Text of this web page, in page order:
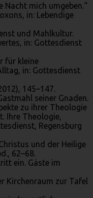
Nacht mich umgeben.“
in: Lebendige
und Mahlkultur.
in: Gottesdienst
für kleine
in: Gottesdienst
145–147.
seiner Gnaden.
zu ihrer Theologie
Ihre Theologie,
Regensburg
und der Heilige
62–68.
ein. Gäste im
Kirchenraum zur Tafel